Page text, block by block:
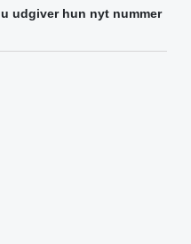
udgiver hun nyt nummer